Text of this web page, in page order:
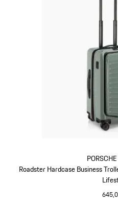
Roadster Hardcase Business